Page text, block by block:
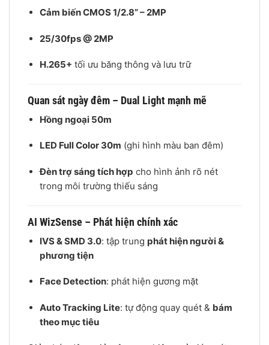
Cảm biến CMOS 1/2.8” – 2MP
25/30fps @ 2MP
H.265+ tối ưu băng thông và lưu trữ
Quan sát ngày đêm – Dual Light mạnh mẽ
Hồng ngoại 50m
LED Full Color 30m (ghi hình màu ban đêm)
Đèn trợ sáng tích hợp cho hình ảnh rõ nét
trong môi trường thiếu sáng
AI WizSense – Phát hiện chính xác
IVS & SMD 3.0: tập trung phát hiện người &
phương tiện
Face Detection: phát hiện gương mặt
Auto Tracking Lite: tự động quay quét & bám
theo mục tiêu